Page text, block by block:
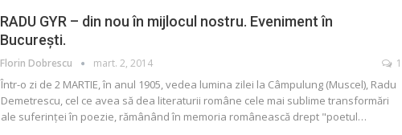
RADU GYR – din nou în mijlocul nostru. Eveniment în
Bucureşti.
Florin Dobrescu mart. 2, 2014 1
Într-o zi de 2 MARTIE, în anul 1905, vedea lumina zilei la Câmpulung (Muscel), Radu
Demetrescu, cel ce avea să dea literaturii române cele mai sublime transformări
ale suferinţei în poezie, rămânând în memoria românească drept "poetul…